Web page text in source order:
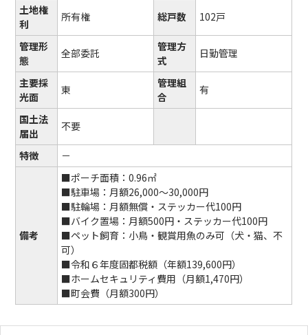
土地権
利
所有権 総戸数 102戸
管理形
態
全部委託
管理方
式
日勤管理
主要採
光面
東
管理組
合
有
国土法
届出
不要
特徴 －
備考
■ポーチ面積：0.96㎡
■駐車場：月額26,000～30,000円
■駐輪場：月額無償・ステッカー代100円
■バイク置場：月額500円・ステッカー代100円
■ペット飼育：小鳥・観賞用魚のみ可（犬・猫、不
可）
■令和６年度固都税額（年額139,600円）
■ホームセキュリティ費用（月額1,470円）
■町会費（月額300円）